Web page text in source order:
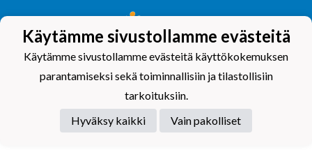
Käytämme sivustollamme evästeitä
Käytämme sivustollamme evästeitä käyttökokemuksen
parantamiseksi sekä toiminnallisiin ja tilastollisiin
tarkoituksiin.
Hyväksy kaikki
Vain pakolliset